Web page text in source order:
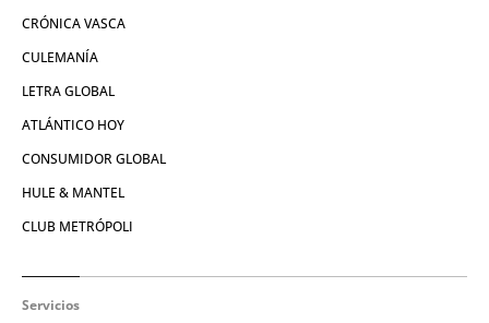
CRÓNICA VASCA
CULEMANÍA
LETRA GLOBAL
ATLÁNTICO HOY
CONSUMIDOR GLOBAL
HULE & MANTEL
CLUB METRÓPOLI
Servicios